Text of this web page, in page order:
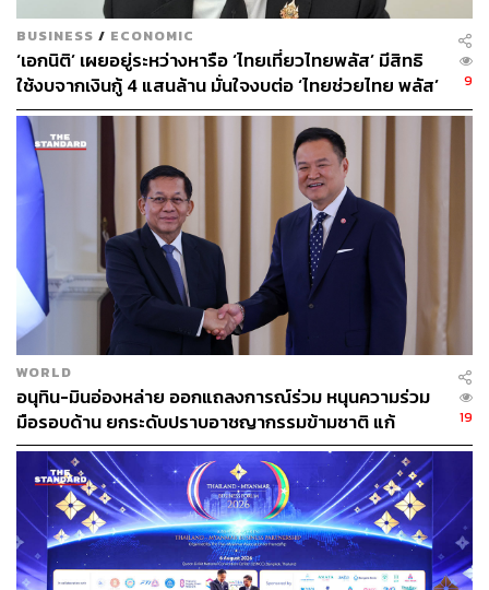
BUSINESS / ECONOMIC
‘เอกนิติ’ เผยอยู่ระหว่างหารือ ‘ไทยเที่ยวไทยพลัส’ มีสิทธิ
ใช้งบจากเงินกู้ 4 แสนล้าน มั่นใจงบต่อ ‘ไทยช่วยไทย พลัส’
เฟส 2 มีเพียงพอ
9
WORLD
อนุทิน-มินอ่องหล่าย ออกแถลงการณ์ร่วม หนุนความร่วม
มือรอบด้าน ยกระดับปราบอาชญากรรมข้ามชาติ แก้
ปัญหาหมอกควัน-มลพิษทางน้ำ
19